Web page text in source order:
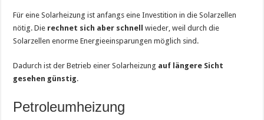
Für eine Solarheizung ist anfangs eine Investition in die Solarzellen
nötig. Die rechnet sich aber schnell wieder, weil durch die
Solarzellen enorme Energieeinsparungen möglich sind.
Dadurch ist der Betrieb einer Solarheizung auf längere Sicht
gesehen günstig.
Petroleumheizung